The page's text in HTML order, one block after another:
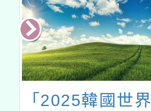
「2025韓國世界